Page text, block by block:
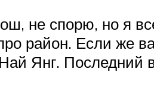
не спорю, но я
район. Если же
Янг. Последний